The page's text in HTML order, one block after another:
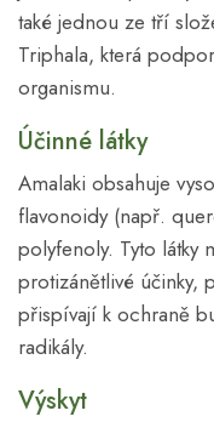
také jednou ze tří
Triphala, která
organismu.
Účinné látky
Amalaki obsahuje
flavonoidy (např.
polyfenoly. Tyto látky
protizánětlivé účinky,
přispívají k ochraně
radikály.
Výskyt